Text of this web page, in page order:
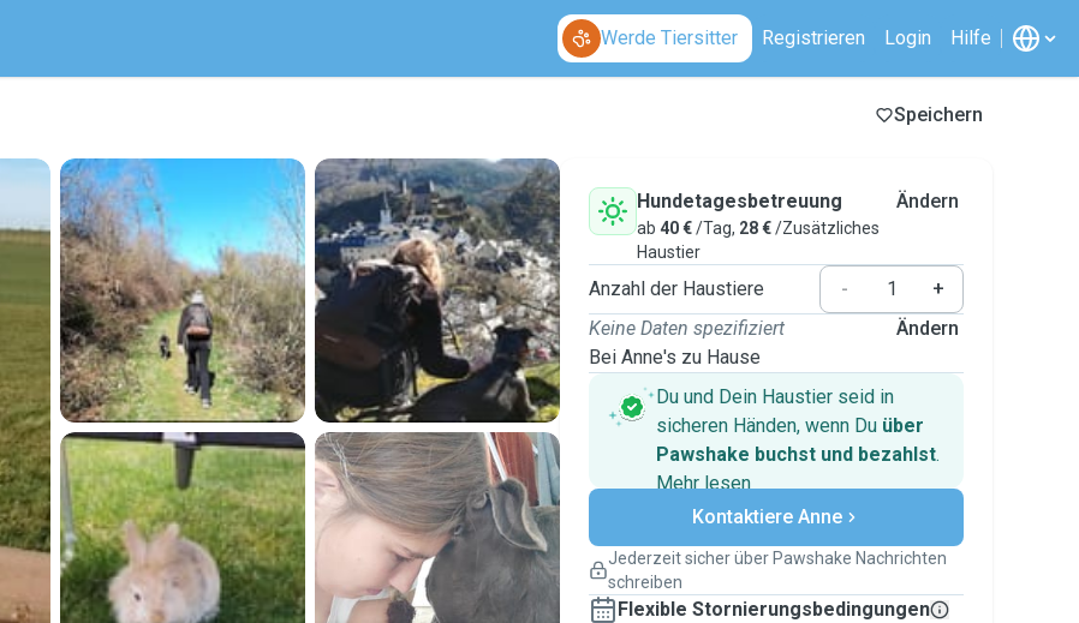
Werde Tiersitter Registrieren Login Hilfe
Speichern
Hundetagesbetreuung
ab 40 €/Tag, 28 €/Zusätzliches
Haustier
Ändern
Anzahl der Haustiere -
+
Keine Daten spezifiziert
Bei Anne's zu Hause
Ändern
Du und Dein Haustier seid in
sicheren Händen, wenn Du über
Pawshake buchst und bezahlst.
Mehr lesenSichere Zahlungen
Unterstützung, falls sich Deine
Versicherte Buchungen
Erledige alles über Pawshake – von der
ersten Nachricht bis zur Bezahlung –, um
Kontaktiere Anne
Jederzeit sicher über Pawshake Nachrichten
schreiben
Flexible Stornierungsbedingungen